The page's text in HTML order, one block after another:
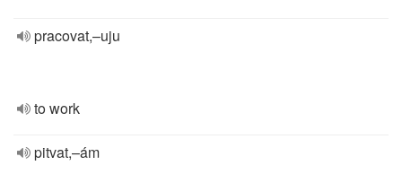
pracovat,–uju
to work
pitvat,–ám